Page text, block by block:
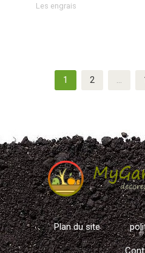
Les engrais
1 2 …
Plan du site